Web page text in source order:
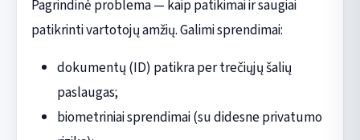
Pagrindinė problema — kaip patikimai ir saugiai
patikrinti vartotojų amžių. Galimi sprendimai:
dokumentų (ID) patikra per trečiųjų šalių
paslaugas;
biometriniai sprendimai (su didesne privatumo